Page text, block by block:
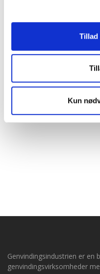
Tillad
Kun
Batteriretur er
hvor de bl.a. vil
i at modtage
tilmelde jer
medlemsmødet
medlemsmøde
Genvindingsindustrien er en
genvindingsvirksomheder